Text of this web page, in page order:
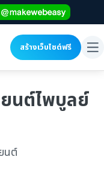
สร้างเว็บไซต์ฟรี
นต์ไพบูลย์
นต์